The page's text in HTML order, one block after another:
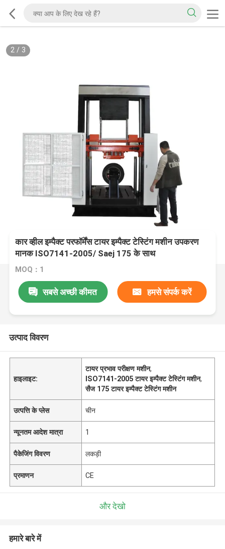
2/ 3
कार व्हील इम्पैक्ट परफॉर्मेंस टायर इम्पैक्ट टेस्टिंग मशीन उपकरण
मानक ISO7141-2005/ Saej 175 के साथ
MOQ：1
सबसे अच्छी कीमत हमसे संपर्क करें
उत्पाद विवरण
हाइलाइट:
टायर प्रभाव परीक्षण मशीन,
ISO7141-2005 टायर इम्पैक्ट टेस्टिंग मशीन,
सैज 175 टायर इम्पैक्ट टेस्टिंग मशीन
उत्पत्ति के प्लेस चीन
न्यूनतम आदेश मात्रा 1
पैकेजिंग विवरण लकड़ी
प्रमाणन CE
और देखो
हमारे बारे में